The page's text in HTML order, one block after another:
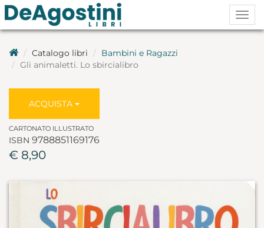
Catalogo libri
Bambini e Ragazzi
Gli animaletti. Lo sbircialibro
ACQUISTA
CARTONATO ILLUSTRATO
ISBN 9788851169176
€ 8,90